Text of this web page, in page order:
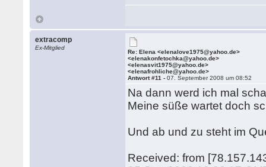
extracomp
Ex-Mitglied
Re: Elena <elenalove1975@yahoo.de>
<elenakonfetochka@yahoo.de>
<elenasvit1975@yahoo.de>
<elenafrohliche@yahoo.de>
Antwort #11 -07. September 2008 um 08:52
Na dann werd ich mal
Meine süße wartet doch
Und ab und zu steht im
Received: from